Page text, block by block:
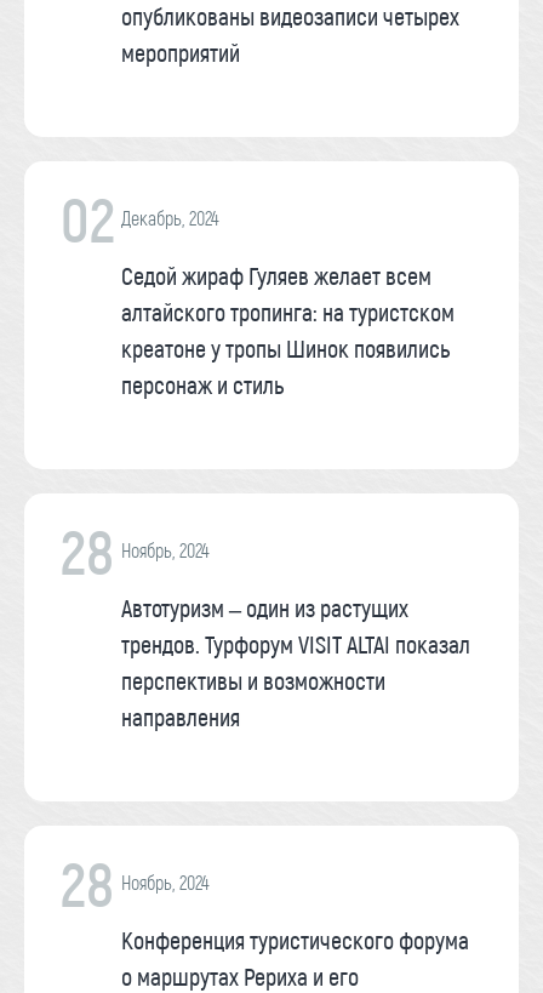
опубликованы видеозаписи четырех
мероприятий
02 Декабрь, 2024
Седой жираф Гуляев желает всем
алтайского тропинга: на туристском
креатоне у тропы Шинок появились
персонаж и стиль
28 Ноябрь, 2024
Автотуризм – один из растущих
трендов. Турфорум VISIT ALTAI показал
перспективы и возможности
направления
28 Ноябрь, 2024
Конференция туристического форума
о маршрутах Рериха и его